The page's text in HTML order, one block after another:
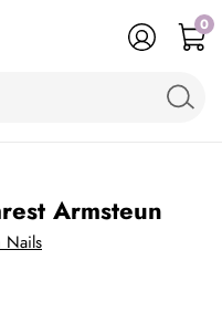
0
Armsteun
Nails